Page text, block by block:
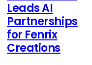
Leads AI
Partnerships
for Fenrix
Creations